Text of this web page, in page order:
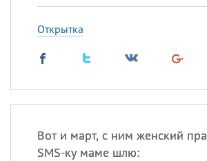
Открытка
Вот и март, с ним женский
SMS-ку маме шлю: